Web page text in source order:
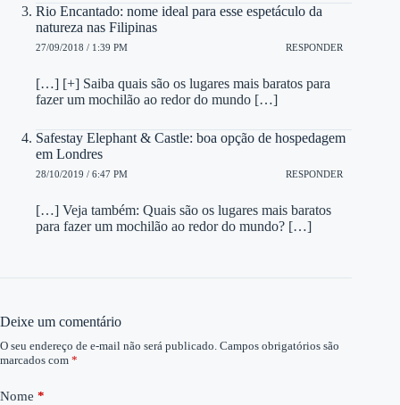
Rio Encantado: nome ideal para esse espetáculo da
natureza nas Filipinas
27/09/2018 / 1:39 PM RESPONDER
[…] [+] Saiba quais são os lugares mais baratos para
fazer um mochilão ao redor do mundo […]
Safestay Elephant & Castle: boa opção de hospedagem
em Londres
28/10/2019 / 6:47 PM RESPONDER
[…] Veja também: Quais são os lugares mais baratos
para fazer um mochilão ao redor do mundo? […]
Deixe um comentário
O seu endereço de e-mail não será publicado. Campos obrigatórios são
marcados com *
Nome *